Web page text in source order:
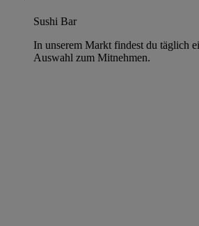
Sushi Bar
In unserem Markt findest du täglich
Auswahl zum Mitnehmen.